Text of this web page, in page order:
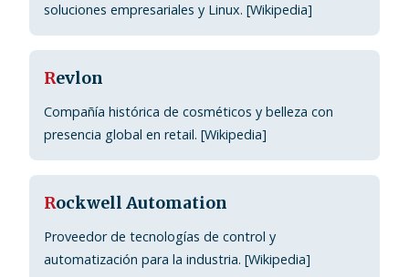
soluciones empresariales y Linux. [Wikipedia]
Revlon
Compañía histórica de cosméticos y belleza con
presencia global en retail. [Wikipedia]
Rockwell Automation
Proveedor de tecnologías de control y
automatización para la industria. [Wikipedia]